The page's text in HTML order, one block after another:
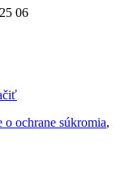
06
o ochrane súkromia,